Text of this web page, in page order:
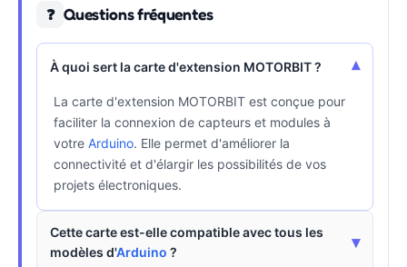
❓ Questions fréquentes
À quoi sert la carte d'extension MOTORBIT ? ▾
La carte d'extension MOTORBIT est conçue pour
faciliter la connexion de capteurs et modules à
votre Arduino. Elle permet d'améliorer la
connectivité et d'élargir les possibilités de vos
projets électroniques.
Cette carte est-elle compatible avec tous les
modèles d'Arduino ?
▾